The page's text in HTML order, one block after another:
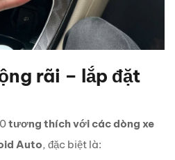
rãi – lắp đặt
tương thích với các dòng xe
Auto, đặc biệt là: